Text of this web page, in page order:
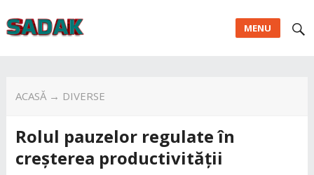
MENU
ACASĂ→ DIVERSE
Rolul pauzelor regulate în
creșterea productivității